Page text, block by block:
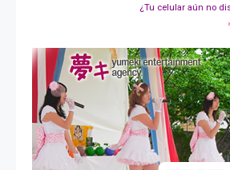
¿Tu celular aún no